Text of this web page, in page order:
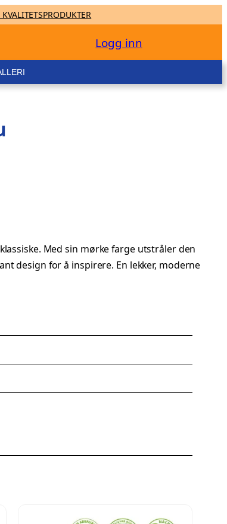
Logg inn
Med sin mørke farge utstråler den
design for å inspirere. En lekker, moderne